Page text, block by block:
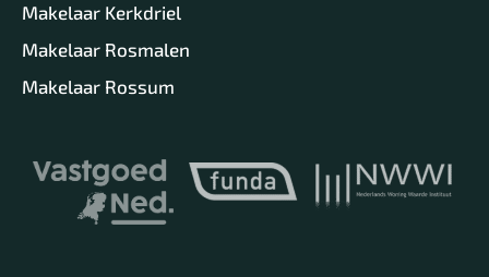
Makelaar Kerkdriel
Makelaar Rosmalen
Makelaar Rossum